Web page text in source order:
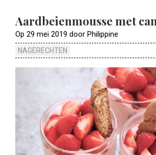
Aardbeienmousse met
Op 29 mei 2019 door Philippine
NAGERECHTEN